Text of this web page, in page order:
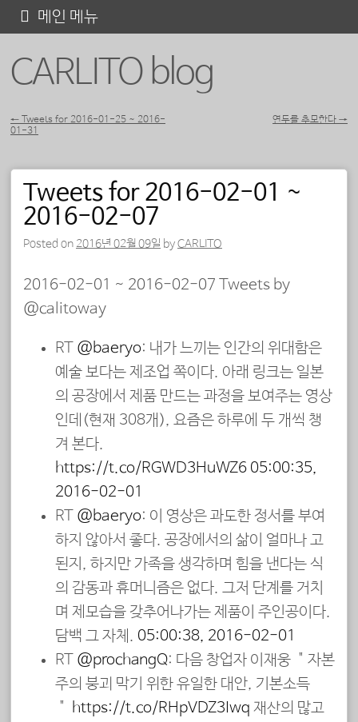
CARLITO blog
메인 메뉴
텐
포스트 내비게이션
← Tweets for 2016-01-25 ~ 2016-
01-31
연두를 추모한다 →
Tweets for 2016-02-01 ~
2016-02-07
Posted on 2016년 02월 09일 byCARLITO
2016-02-01 ~ 2016-02-07 Tweets by
@calitoway
RT @baeryo: 내가 느끼는 인간의 위대함은
예술 보다는 제조업 쪽이다. 아래 링크는 일본
의 공장에서 제품 만드는 과정을 보여주는 영상
인데(현재 308개), 요즘은 하루에 두 개씩 챙
겨 본다.
https://t.co/RGWD3HuWZ6 05:00:35,
2016-02-01
RT @baeryo: 이 영상은 과도한 정서를 부여
하지 않아서 좋다. 공장에서의 삶이 얼마나 고
된지, 하지만 가족을 생각하며 힘을 낸다는 식
의 감동과 휴머니즘은 없다. 그저 단계를 거치
며 제모습을 갖추어나가는 제품이 주인공이다.
담백 그 자체. 05:00:38, 2016-02-01
RT @prochangQ: 다음 창업자 이재웅 ＂자본
주의 붕괴 막기 위한 유일한 대안, 기본소득
＂ https://t.co/RHpVDZ3Iwq 재산의 많고